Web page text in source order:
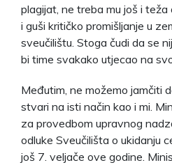
plagijat, ne treba mu još i
i guši kritičko promišljanje u
sveučilištu. Stoga čudi da se
bi time svakako utjecao na
Međutim, ne možemo jamčiti
stvari na isti način kao i mi.
za provedbom upravnog
odluke Sveučilišta o ukidanju
još 7. veljače ove godine.